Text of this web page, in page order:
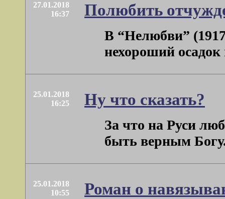
27.01.2018
16:37
Полюбить
В “Нелюбви”
нехороший
25.01.2018
16:25
Ну что сказать?
За что на Руси
быть верным
25.01.2018
10:55
Роман о